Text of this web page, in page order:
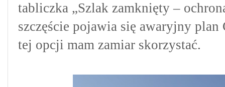
tabliczka „Szlak zamknięty –
szczęście pojawia się awaryjny
tej opcji mam zamiar skorzystać.